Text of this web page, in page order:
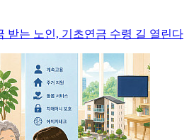
받는 노인, 기초연금 수령 길 열린다